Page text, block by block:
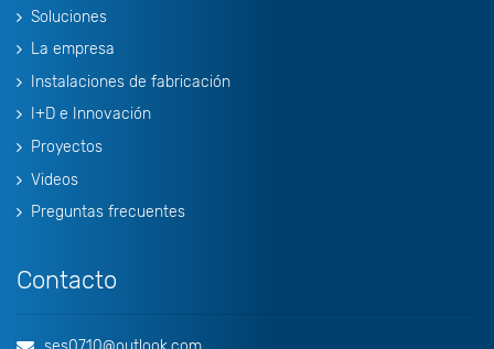
Soluciones
La empresa
Instalaciones de fabricación
I+D e Innovación
Proyectos
Videos
Preguntas frecuentes
Contacto